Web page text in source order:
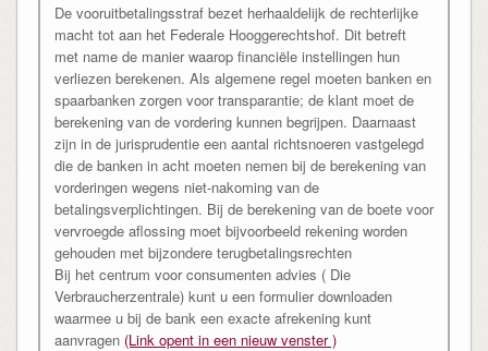
De vooruitbetalingsstraf bezet herhaaldelijk de rechterlijke
macht tot aan het Federale Hooggerechtshof. Dit betreft
met name de manier waarop financiële instellingen hun
verliezen berekenen. Als algemene regel moeten banken en
spaarbanken zorgen voor transparantie; de klant moet de
berekening van de vordering kunnen begrijpen. Daarnaast
zijn in de jurisprudentie een aantal richtsnoeren vastgelegd
die de banken in acht moeten nemen bij de berekening van
vorderingen wegens niet-nakoming van de
betalingsverplichtingen. Bij de berekening van de boete voor
vervroegde aflossing moet bijvoorbeeld rekening worden
gehouden met bijzondere terugbetalingsrechten
Bij het centrum voor consumenten advies ( Die
Verbraucherzentrale) kunt u een formulier downloaden
waarmee u bij de bank een exacte afrekening kunt
aanvragen (Link opent in een nieuw venster )